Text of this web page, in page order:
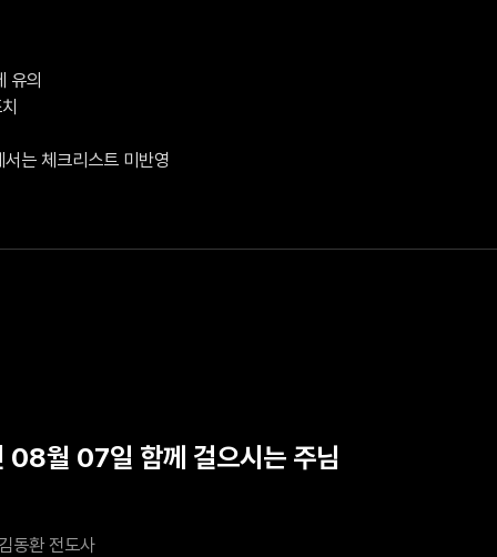
유의
는 체크리스트 미반영
월 07일 함께 걸으시는 주님
동환 전도사